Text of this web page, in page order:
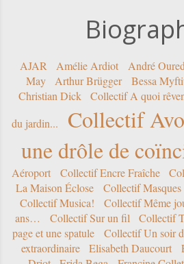
AJAR Amélie Ardiot André
May
Arthur Brügger Bessa
Christian Dick
Collectif A quoi
du jardin...
Collectif
une drôle de
Aéroport
Collectif Encre Fraîche
La Maison Éclose
Collectif Masques
Collectif Musica!
Collectif Même
ans…
Collectif Sur un fil Collectif
page et une spatule
Collectif Un soir
extraordinaire
Elisabeth Daucourt